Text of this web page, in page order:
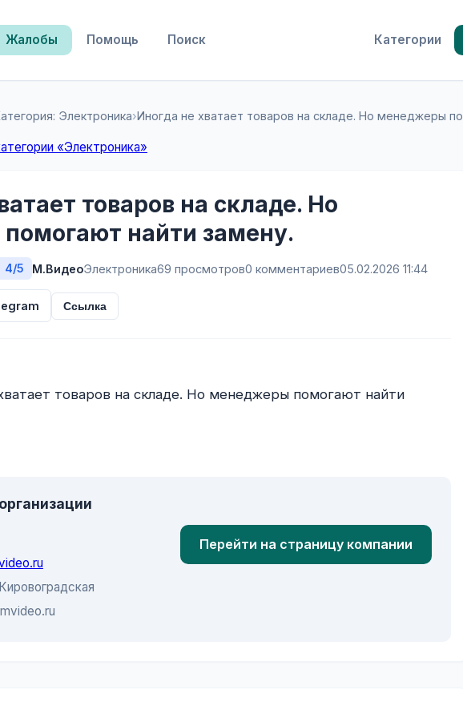
Жалобы Помощь Поиск Категории
Электроника›Иногда не хватает товаров на складе. Но менеджеры
«Электроника»
товаров на складе. Но
найти замену.
4/5 М.ВидеоЭлектроника69 просмотров0 комментариев05.02.2026 11:44
Ссылка
Перейти на страницу компании